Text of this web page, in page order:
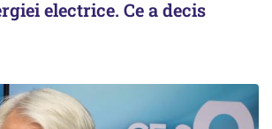
electrice. Ce a decis